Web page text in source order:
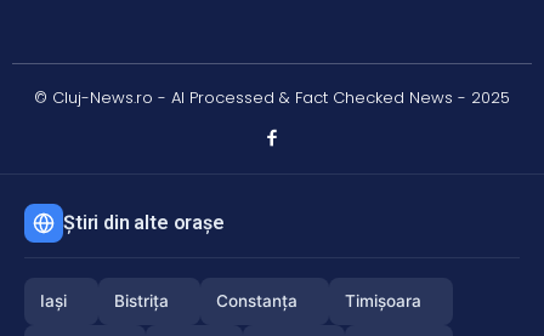
© Cluj-News.ro - AI Processed & Fact Checked News - 2025
Știri din alte orașe
Iași Bistrița Constanța Timișoara